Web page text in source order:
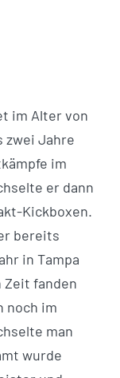
im Alter von
zwei Jahre
im
er dann
Kickboxen.
bereits
in Tampa
Zeit fanden
noch im
man
wurde